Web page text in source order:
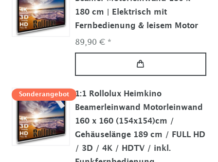
180 cm | Elektrisch mit
Fernbedienung & leisem Motor
89,90 € *
Sonderangebot
1:1 Rollolux Heimkino
Beamerleinwand Motorleinwand
160 x 160 (154x154)cm /
Gehäuselänge 189 cm / FULL HD
/ 3D / 4K / HDTV / inkl.